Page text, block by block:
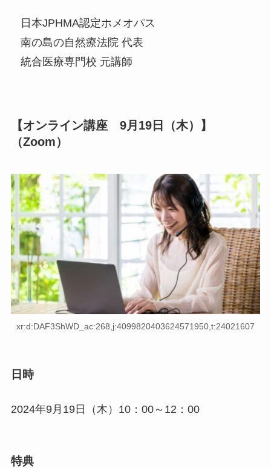
日本JPHMA認定ホメオパス
南の島の自然療法院 代表
統合医療専門校 元講師
【オンライン講座 9月19日（木）】
（Zoom）
xr:d:DAF3ShWD_ac:268,j:4099820403624571950,t:24021607
日時
2024年9月19日（木）10：00～12：00
特典